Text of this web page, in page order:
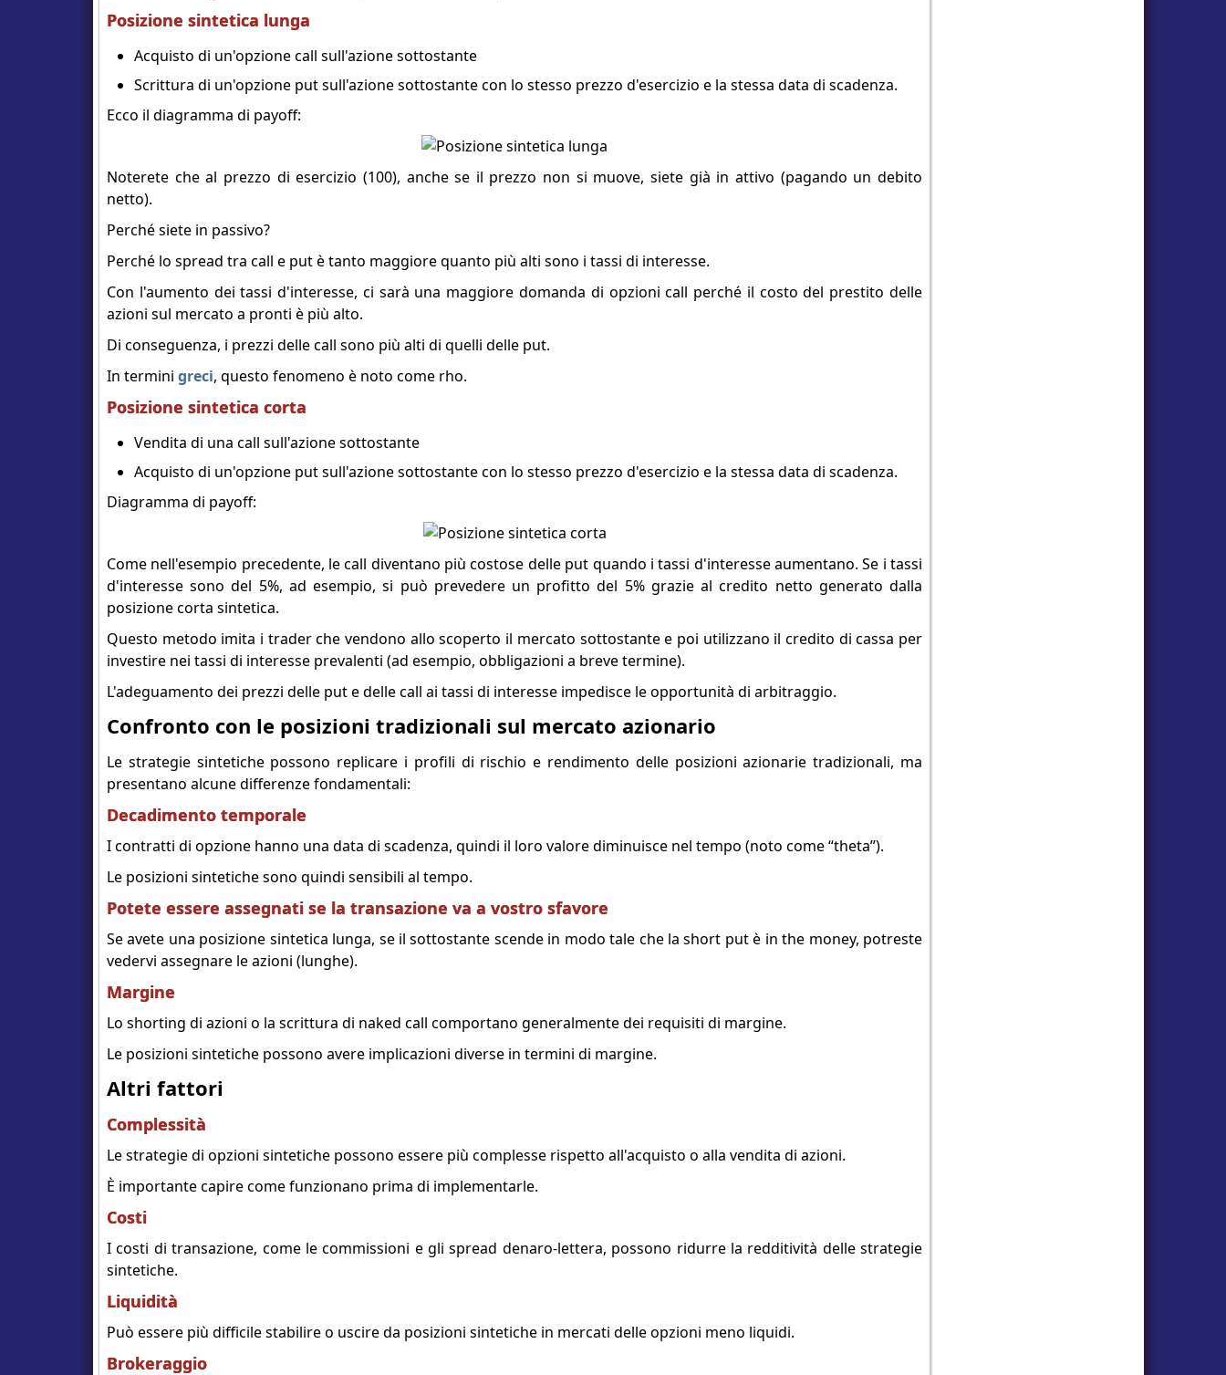
Posizione sintetica lunga
Acquisto di un'opzione call sull'azione sottostante
Scrittura di un'opzione put sull'azione sottostante con lo stesso prezzo d'esercizio e la stessa data di scadenza.
Ecco il diagramma di payoff:
Noterete che al prezzo di esercizio (100), anche se il prezzo non si muove, siete già in attivo (pagando un debito
netto).
Perché siete in passivo?
Perché lo spread tra call e put è tanto maggiore quanto più alti sono i tassi di interesse.
Con l'aumento dei tassi d'interesse, ci sarà una maggiore domanda di opzioni call perché il costo del prestito delle
azioni sul mercato a pronti è più alto.
Di conseguenza, i prezzi delle call sono più alti di quelli delle put.
In termini greci, questo fenomeno è noto come rho.
Posizione sintetica corta
Vendita di una call sull'azione sottostante
Acquisto di un'opzione put sull'azione sottostante con lo stesso prezzo d'esercizio e la stessa data di scadenza.
Diagramma di payoff:
Come nell'esempio precedente, le call diventano più costose delle put quando i tassi d'interesse aumentano. Se i tassi
d'interesse sono del 5%, ad esempio, si può prevedere un profitto del 5% grazie al credito netto generato dalla
posizione corta sintetica.
Questo metodo imita i trader che vendono allo scoperto il mercato sottostante e poi utilizzano il credito di cassa per
investire nei tassi di interesse prevalenti (ad esempio, obbligazioni a breve termine).
L'adeguamento dei prezzi delle put e delle call ai tassi di interesse impedisce le opportunità di arbitraggio.
Confronto con le posizioni tradizionali sul mercato azionario
Le strategie sintetiche possono replicare i profili di rischio e rendimento delle posizioni azionarie tradizionali, ma
presentano alcune differenze fondamentali:
Decadimento temporale
I contratti di opzione hanno una data di scadenza, quindi il loro valore diminuisce nel tempo (noto come “theta”).
Le posizioni sintetiche sono quindi sensibili al tempo.
Potete essere assegnati se la transazione va a vostro sfavore
Se avete una posizione sintetica lunga, se il sottostante scende in modo tale che la short put è in the money, potreste
vedervi assegnare le azioni (lunghe).
Margine
Lo shorting di azioni o la scrittura di naked call comportano generalmente dei requisiti di margine.
Le posizioni sintetiche possono avere implicazioni diverse in termini di margine.
Altri fattori
Complessità
Le strategie di opzioni sintetiche possono essere più complesse rispetto all'acquisto o alla vendita di azioni.
È importante capire come funzionano prima di implementarle.
Costi
I costi di transazione, come le commissioni e gli spread denaro-lettera, possono ridurre la redditività delle strategie
sintetiche.
Liquidità
Può essere più difficile stabilire o uscire da posizioni sintetiche in mercati delle opzioni meno liquidi.
Brokeraggio